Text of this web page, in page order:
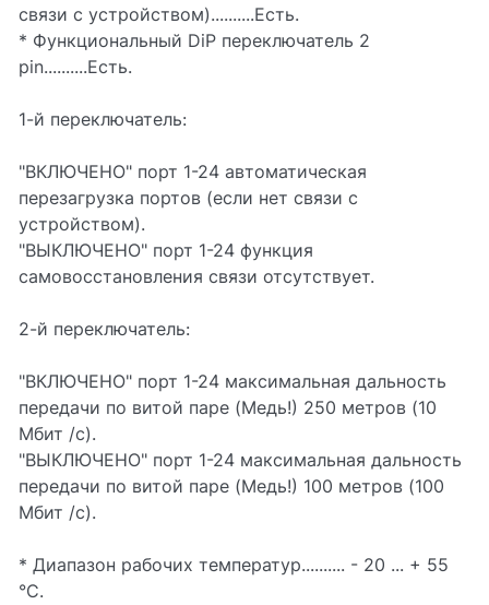
связи с устройством)..........Есть.
* Функциональный DiP переключатель 2
pin..........Есть.
1-й переключатель:
"ВКЛЮЧЕНО" порт 1-24 автоматическая
перезагрузка портов (если нет связи с
устройством).
"ВЫКЛЮЧЕНО" порт 1-24 функция
самовосстановления связи отсутствует.
2-й переключатель:
"ВКЛЮЧЕНО" порт 1-24 максимальная дальность
передачи по витой паре (Медь!) 250 метров (10
Мбит /с).
"ВЫКЛЮЧЕНО" порт 1-24 максимальная дальность
передачи по витой паре (Медь!) 100 метров (100
Мбит /с).
* Диапазон рабочих температур.......... - 20 ... + 55
°С.